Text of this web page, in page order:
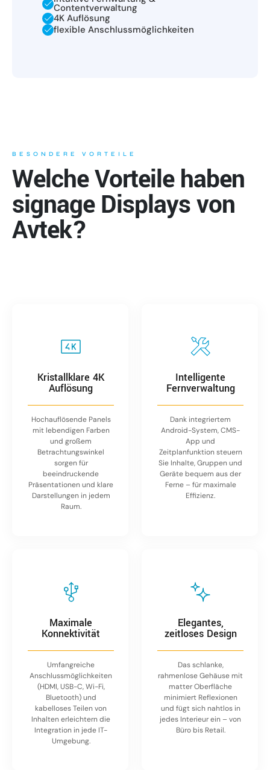
Contentverwaltung
4K Auflösung
flexible Anschlussmöglichkeiten
BESONDERE VORTEILE
Welche Vorteile haben
signage Displays von
Avtek?
Kristallklare 4K
Auflösung
Hochauflösende Panels
mit lebendigen Farben
und großem
Betrachtungswinkel
sorgen für
beeindruckende
Präsentationen und klare
Darstellungen in jedem
Raum.
Intelligente
Fernverwaltung
Dank integriertem
Android-System, CMS-
App und
Zeitplanfunktion steuern
Sie Inhalte, Gruppen und
Geräte bequem aus der
Ferne – für maximale
Effizienz.
Maximale
Konnektivität
Umfangreiche
Anschlussmöglichkeiten
(HDMI, USB-C, Wi-Fi,
Bluetooth) und
kabelloses Teilen von
Inhalten erleichtern die
Integration in jede IT-
Umgebung.
Elegantes,
zeitloses Design
Das schlanke,
rahmenlose Gehäuse mit
matter Oberfläche
minimiert Reflexionen
und fügt sich nahtlos in
jedes Interieur ein – von
Büro bis Retail.